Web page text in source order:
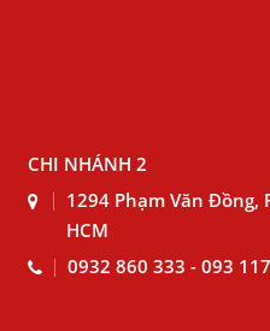
CHI NHÁNH 2
1294 Phạm Văn Đồng,
HCM
0932 860 333 - 093